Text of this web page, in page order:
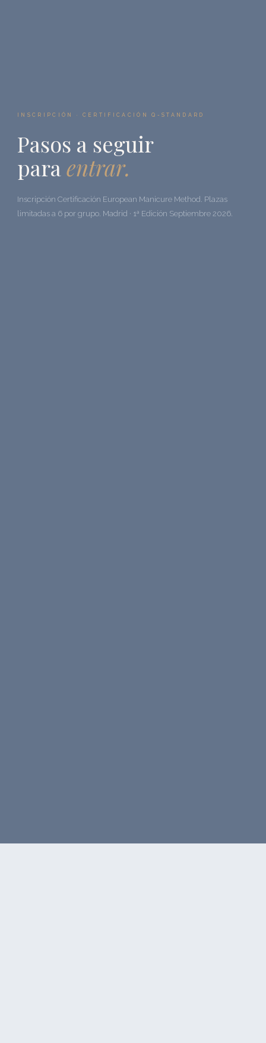
INSCRIPCIÓN · CERTIFICACIÓN Q-STANDARD
Pasos a seguir
paraentrar.
Inscripción Certificación European Manicure Method. Plazas
limitadas a 6 por grupo. Madrid · 1ª Edición Septiembre 2026.